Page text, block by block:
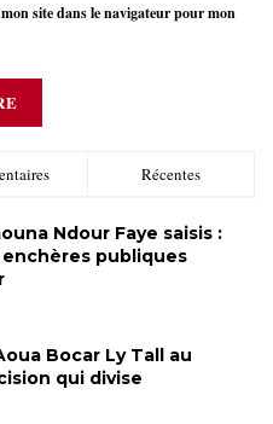
site dans le navigateur pour mon
Récentes
Ndour Faye saisis :
publiques
Bocar Ly Tall au
qui divise